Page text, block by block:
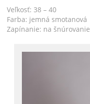
Veľkosť: 38 – 40
Farba: jemná smotanová
Zapínanie: na šnúrovanie